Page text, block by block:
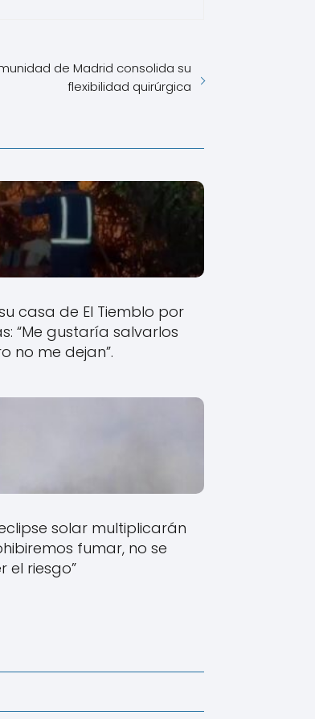
de Madrid consolida su
flexibilidad quirúrgica
casa de El Tiemblo por
“Me gustaría salvarlos
no me dejan”.
solar multiplicarán
fumar, no se
el riesgo”